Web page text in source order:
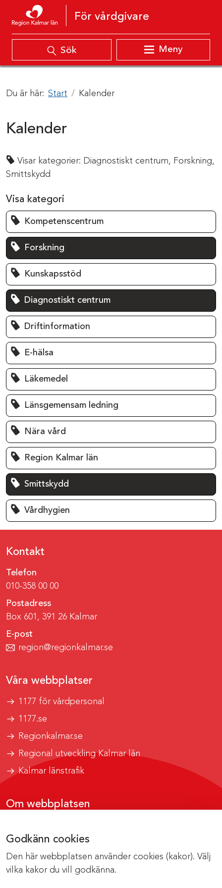
Godkänn cookies
Den här webbplatsen använder cookies (kakor). Välj
vilka kakor du vill godkänna.
Hoppa till innehåll
För vårdgivare
Sök Meny
Du är här: Start Kalender
Kalender
Visar kategorier: Diagnostiskt centrum, Forskning,
Smittskydd
Visa kategori
Kompetenscentrum
Forskning
Kunskapsstöd
Diagnostiskt centrum
Driftinformation
E-hälsa
Läkemedel
Länsgemensam ledning
Nära vård
Region Kalmar län
Smittskydd
Vårdhygien
Kontakt
Telefon
010-358 00 00
Postadress
Box 601, 391 26 Kalmar
E-post
region@regionkalmar.se
Våra webbplatser
1177 för vårdpersonal
1177.se
Regionkalmar.se
Regional utveckling Kalmar län
Kalmar länstrafik
Om webbplatsen
Om cookies
Kontakta webbredaktionen